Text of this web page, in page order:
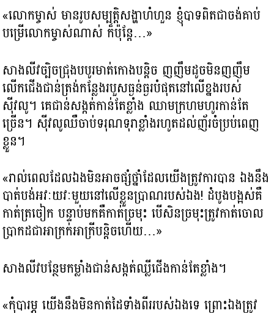
«លោកម្ចាស់ មានរូបសម្បត្តិសង្ហាហំហួន ខ្ញុំបាទពិតជាចង់គាប់
បម្រើលោកម្ចាស់ណាស់ ក៏ប៉ុន្តែ…»
សាងលីវច្បិចជ្រុងបបូរមាត់កោងបន្តិច ញញឹមដូចមិនញញឹម
លើកជើងជាន់ត្រង់កន្លែងរបួសធ្ងន់ធ្ងរបំផុតនៅលើខ្នងរបស់
ស៊ីវលូ។ គេជាន់សង្កត់កាន់តែខ្លាំង ឈាមក្រហមហូរកាន់តែ
ច្រើន។ ស៊ីវលូឈឺចាប់ទរុណទុរាខ្លាំងរហូតដល់ញ័រចំប្រប់ពេញ
ខ្លួន។
«រាល់ពេលដែលឯងមិនអាចផ្សំថ្នាំដែលយើងត្រូវការបាន ឯងនឹង
បាត់បង់អវៈយវៈមួយនៅលើខ្លួនប្រាណរបស់ឯង! ដំបូងបង្អស់គឺ
កាត់ត្រចៀក បន្ទាប់មកគឺកាត់ច្រមុះ បើសិនច្រមុះត្រូវកាត់ចោល
ប្រាកដជាអាក្រក់អាក្រីបន្តិចហើយ…»
សាងលីវបន្ថែមកម្លាំងជាន់សង្កត់ឈ្លីជើងកាន់តែខ្លាំង។
«កុំបារម្ភ យើងនឹងមិនកាត់ដៃទាំងពីររបស់ឯងទេ ព្រោះឯងត្រូវ